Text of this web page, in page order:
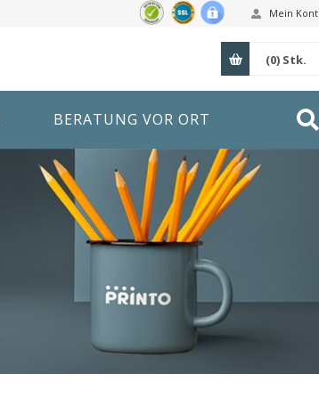
Mein
(0) Stk.
BERATUNG VOR ORT